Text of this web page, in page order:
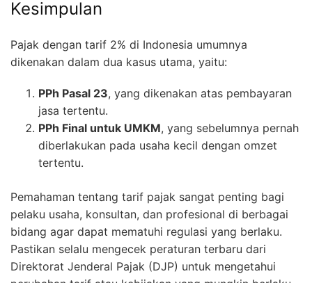
Kesimpulan
Pajak dengan tarif 2% di Indonesia umumnya
dikenakan dalam dua kasus utama, yaitu:
PPh Pasal 23, yang dikenakan atas pembayaran
jasa tertentu.
PPh Final untuk UMKM, yang sebelumnya pernah
diberlakukan pada usaha kecil dengan omzet
tertentu.
Pemahaman tentang tarif pajak sangat penting bagi
pelaku usaha, konsultan, dan profesional di berbagai
bidang agar dapat mematuhi regulasi yang berlaku.
Pastikan selalu mengecek peraturan terbaru dari
Direktorat Jenderal Pajak (DJP) untuk mengetahui